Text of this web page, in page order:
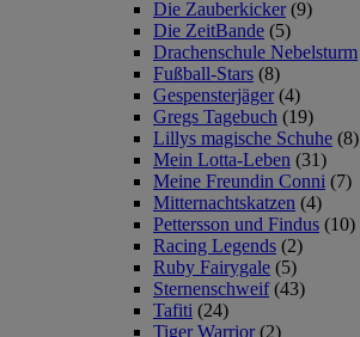
Die Zauberkicker (9)
Die ZeitBande (5)
Drachenschule Nebelsturm
Fußball-Stars (8)
Gespensterjäger (4)
Gregs Tagebuch (19)
Lillys magische Schuhe (8)
Mein Lotta-Leben (31)
Meine Freundin Conni (7)
Mitternachtskatzen (4)
Pettersson und Findus (10)
Racing Legends (2)
Ruby Fairygale (5)
Sternenschweif (43)
Tafiti (24)
Tiger Warrior (2)